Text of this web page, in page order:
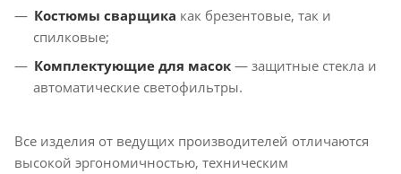
Костюмы сварщика как брезентовые, так и
спилковые;
Комплектующие для масок — защитные стекла и
автоматические светофильтры.
Все изделия от ведущих производителей отличаются
высокой эргономичностью, техническим